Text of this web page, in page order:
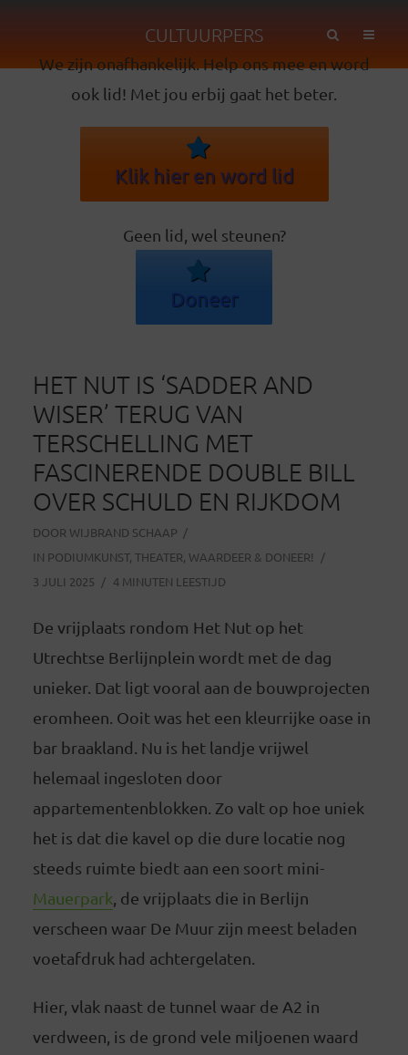
CULTUURPERS
We zijn onafhankelijk. Help ons mee en word
ook lid! Met jou erbij gaat het beter.
Klik hier en word lid
Geen lid, wel steunen?
Doneer
HET NUT IS ‘SADDER AND
WISER’ TERUG VAN
TERSCHELLING MET
FASCINERENDE DOUBLE BILL
OVER SCHULD EN RIJKDOM
DOOR WIJBRAND SCHAAP
IN PODIUMKUNST, THEATER, WAARDEER & DONEER!
3 JULI 2025
4 MINUTEN LEESTIJD
De vrijplaats rondom Het Nut op het
Utrechtse Berlijnplein wordt met de dag
unieker. Dat ligt vooral aan de bouwprojecten
eromheen. Ooit was het een kleurrijke oase in
bar braakland. Nu is het landje vrijwel
helemaal ingesloten door
appartementenblokken. Zo valt op hoe uniek
het is dat die kavel op die dure locatie nog
steeds ruimte biedt aan een soort mini-
Mauerpark , de vrijplaats die in Berlijn
verscheen waar De Muur zijn meest beladen
voetafdruk had achtergelaten.
Hier, vlak naast de tunnel waar de A2 in
verdween, is de grond vele miljoenen waard